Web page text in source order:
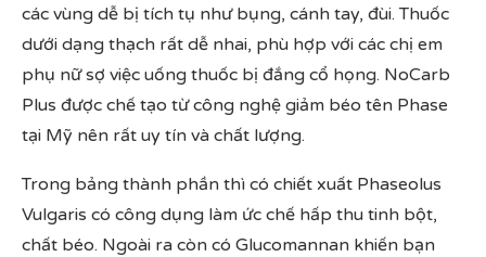
các vùng dễ bị tích tụ như bụng, cánh tay, đùi. Thuốc
dưới dạng thạch rất dễ nhai, phù hợp với các chị em
phụ nữ sợ việc uống thuốc bị đắng cổ họng. NoCarb
Plus được chế tạo từ công nghệ giảm béo tên Phase
tại Mỹ nên rất uy tín và chất lượng.
Trong bảng thành phần thì có chiết xuất Phaseolus
Vulgaris có công dụng làm ức chế hấp thu tinh bột,
chất béo. Ngoài ra còn có Glucomannan khiến bạn